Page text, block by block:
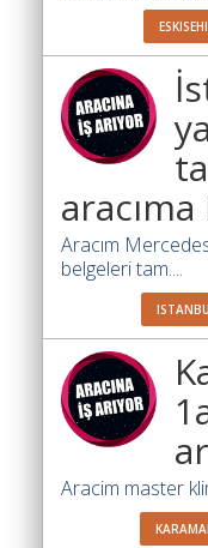
Aracım
belgeleri tam....
Aracim master